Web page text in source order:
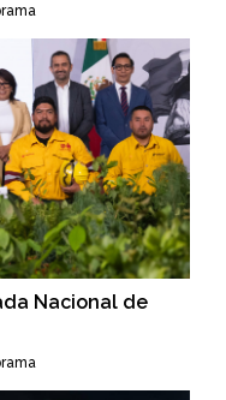
Nacional de